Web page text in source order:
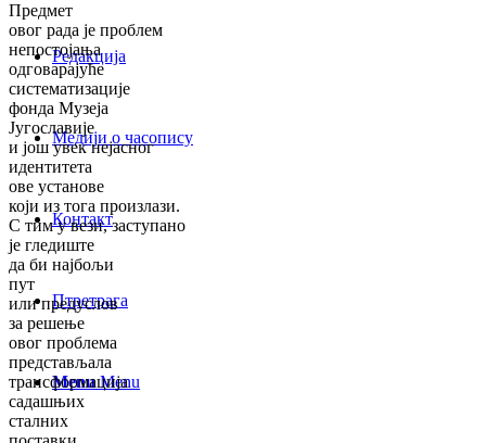
Редакција
Медији о часопису
Контакт
Птретрага
Menu Menu
Предмет
овог рада јe проблем
непостојања
одговарајуће
систематизације
фондa Музеја
Југославије
и још увек нејасног
идентитета
ове установе
који из тога произлази.
С тим у вези, заступано
је гледиште
да би најбољи
пут
или предуслов
за решење
овог проблема
представљала
трансформација
садашњих
сталних